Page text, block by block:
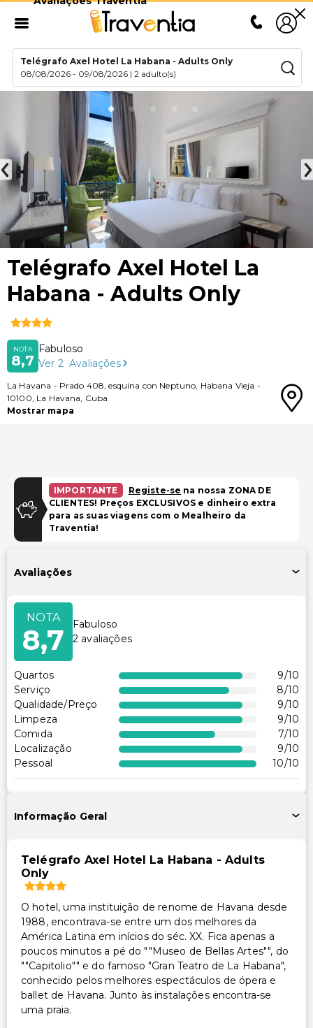
Telégrafo Axel Hotel La Habana - Adults Only
08/08/2026 - 09/08/2026 |2 adulto(s)
Telégrafo Axel Hotel La
Habana - Adults Only
NOTA
8,7
Fabuloso
Ver 2 Avaliações
La Havana - Prado 408, esquina con Neptuno, Habana Vieja -
10100, La Havana, Cuba
Mostrar mapa
IMPORTANTE Registe-se na nossa ZONA DE
CLIENTES! Preços EXCLUSIVOS e dinheiro extra
para as suas viagens com o Mealheiro da
Traventia!
Avaliações
NOTA
8,7
Fabuloso
2 avaliações
Quartos 9/10
Serviço
8/10
Qualidade/Preço
9/10
Limpeza
9/10
Comida
7/10
Localização
9/10
Pessoal
10/10
Informação Geral
Telégrafo Axel Hotel La Habana - Adults
Only
O hotel, uma instituição de renome de Havana desde
1988, encontrava-se entre um dos melhores da
América Latina em inícios do séc. XX. Fica apenas a
poucos minutos a pé do ""Museo de Bellas Artes"", do
""Capitolio"" e do famoso "Gran Teatro de La Habana",
conhecido pelos melhores espectáculos de ópera e
ballet de Havana. Junto às instalações encontra-se
uma praia.